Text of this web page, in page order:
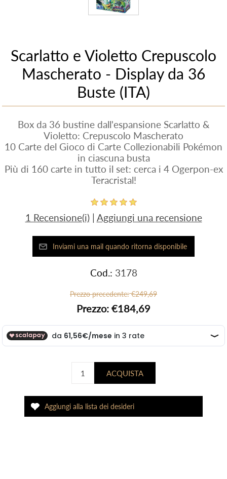
Scarlatto e Violetto Crepuscolo
Mascherato - Display da 36
Buste (ITA)
Box da 36 bustine dall'espansione Scarlatto &
Violetto: Crepuscolo Mascherato
10 Carte del Gioco di Carte Collezionabili Pokémon
in ciascuna busta
Più di 160 carte in tutto il set: cerca i 4 Ogerpon-ex
Teracristal!
1 Recensione(i) | Aggiungi una recensione
Cod.: 3178
Prezzo precedente: €249,69
Prezzo: €184,69